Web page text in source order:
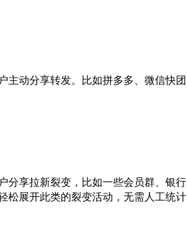
主动分享转发。比如拼多多、微信快团
分享拉新裂变，比如一些会员群、银行
松展开此类的裂变活动，无需人工统计